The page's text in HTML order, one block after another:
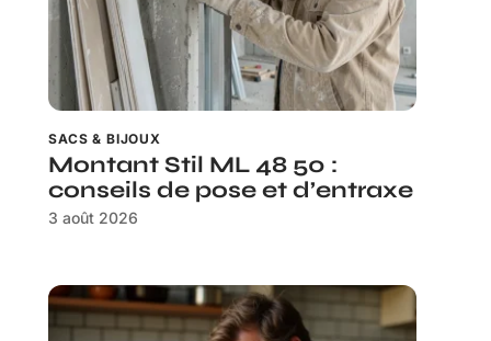
SACS & BIJOUX
Montant Stil ML 48 50 :
conseils de pose et d’entraxe
3 août 2026